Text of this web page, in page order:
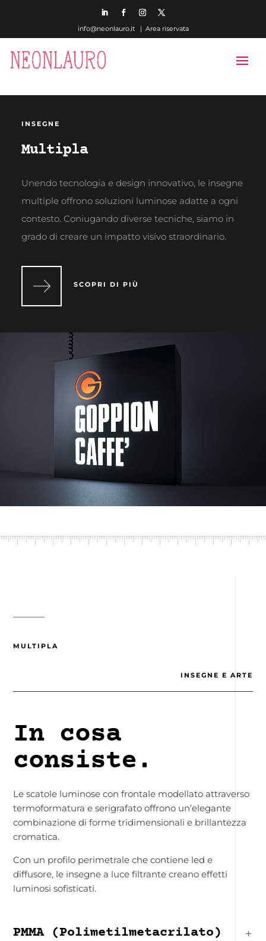
info@neonlauro.it | Area riservata
INSEGNE
Multipla
Unendo tecnologia e design innovativo, le insegne
multiple offrono soluzioni luminose adatte a ogni
contesto. Coniugando diverse tecniche, siamo in
grado di creare un impatto visivo straordinario.
SCOPRI DI PIÙ
MULTIPLA
INSEGNE E ARTE
In cosa
consiste.
Le scatole luminose con frontale modellato attraverso
termoformatura e serigrafato offrono un’elegante
combinazione di forme tridimensionali e brillantezza
cromatica.
Con un profilo perimetrale che contiene led e
diffusore, le insegne a luce filtrante creano effetti
luminosi sofisticati.
PMMA (Polimetilmetacrilato)